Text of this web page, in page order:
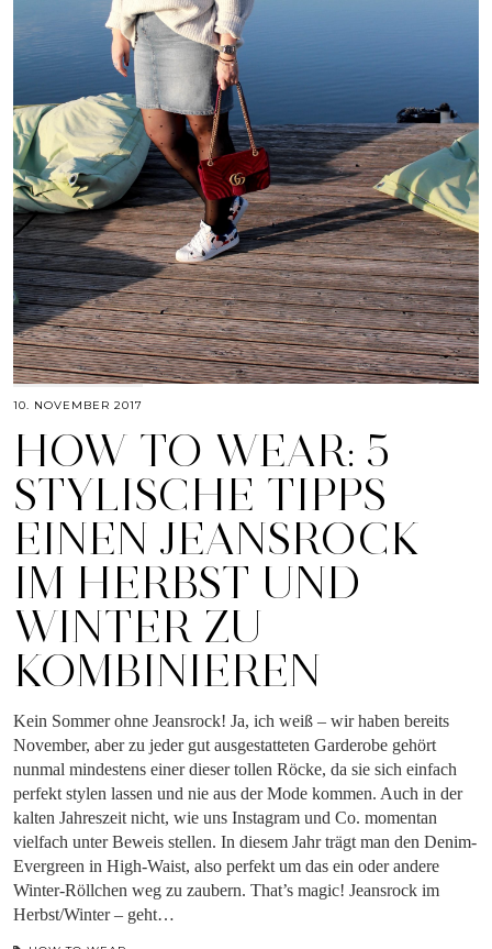
10. NOVEMBER 2017
HOW TO WEAR: 5
STYLISCHE TIPPS
EINEN JEANSROCK
IM HERBST UND
WINTER ZU
KOMBINIEREN
Kein Sommer ohne Jeansrock! Ja, ich weiß – wir haben bereits
November, aber zu jeder gut ausgestatteten Garderobe gehört
nunmal mindestens einer dieser tollen Röcke, da sie sich einfach
perfekt stylen lassen und nie aus der Mode kommen. Auch in der
kalten Jahreszeit nicht, wie uns Instagram und Co. momentan
vielfach unter Beweis stellen. In diesem Jahr trägt man den Denim-
Evergreen in High-Waist, also perfekt um das ein oder andere
Winter-Röllchen weg zu zaubern. That’s magic! Jeansrock im
Herbst/Winter – geht…